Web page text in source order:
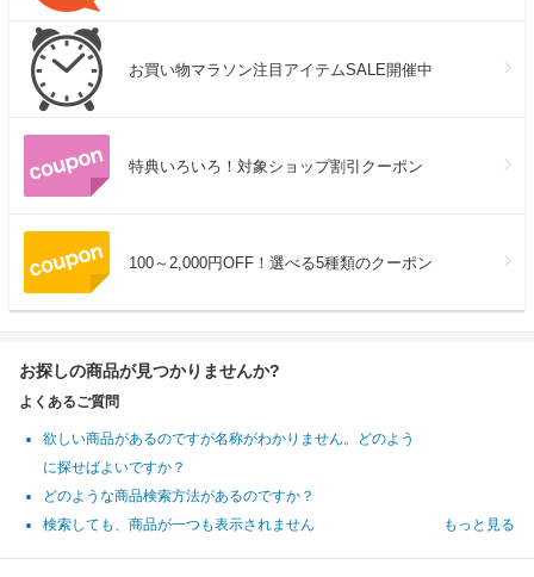
お買い物マラソン注目アイテムSALE開催中
特典いろいろ！対象ショップ割引クーポン
100～2,000円OFF！選べる5種類のクーポン
お探しの商品が見つかりませんか?
よくあるご質問
欲しい商品があるのですが名称がわかりません。どのよう
に探せばよいですか？
どのような商品検索方法があるのですか？
検索しても、商品が一つも表示されません
もっと見る